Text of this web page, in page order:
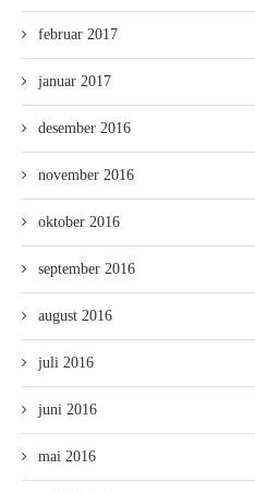
februar 2017
januar 2017
desember 2016
november 2016
oktober 2016
september 2016
august 2016
juli 2016
juni 2016
mai 2016